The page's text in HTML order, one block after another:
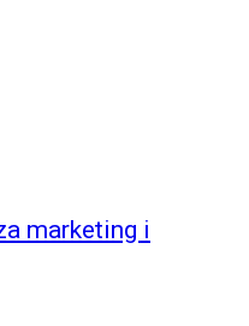
marketing i